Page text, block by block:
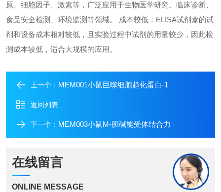
原、细胞因子、激素等，广泛应用于生物医学研究、临床诊断、
食品安全检测、环境监测等领域。 成本较低：ELISA试剂盒的试
剂和设备成本相对较低，且实验过程中试剂的用量较少，因此检
测成本较低，适合大规模的应用。
上一个： MEM001小鼠巨噬细胞趋化蛋白-1
返回列表
下一个： MEM003小鼠M-胆碱能受体结合力
在线留言
ONLINE MESSAGE